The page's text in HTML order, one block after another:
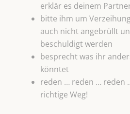
erklär es deinem
bitte ihm um
auch nicht angebrüllt
beschuldigt werden
besprecht was ihr
könntet
reden … reden … reden
richtige Weg!